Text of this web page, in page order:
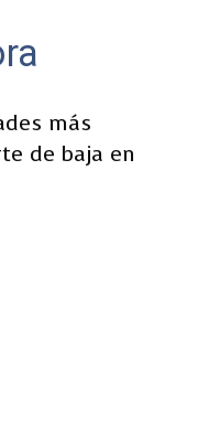
más
de baja en